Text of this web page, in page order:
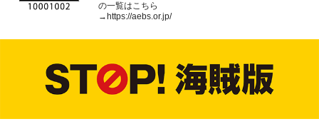
の一覧はこちら
→https://aebs.or.jp/